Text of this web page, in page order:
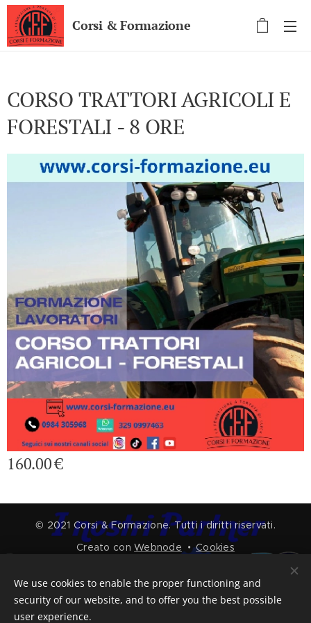
Corsi & Formazione
CORSO TRATTORI AGRICOLI E
FORESTALI - 8 ORE
160.00€
© 2021 Corsi & Formazione. Tutti i diritti riservati.
Creato conWebnode Cookies
Languages
Italiano
English
We use cookies to enable the proper functioning and
security of our website, and to offer you the best possible
user experience.